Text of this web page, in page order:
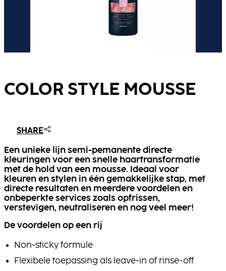
COLOR STYLE MOUSSE
SHARE
Een unieke lijn semi-pemanente directe
kleuringen voor een snelle haartransformatie
met de hold van een mousse. Ideaal voor
kleuren en stylen in één gemakkelijke stap, met
directe resultaten en meerdere voordelen en
onbeperkte services zoals opfrissen,
verstevigen, neutraliseren en nog veel meer!
De voordelen op een rij
Non-sticky formule
Flexibele toepassing als leave-in of rinse-off